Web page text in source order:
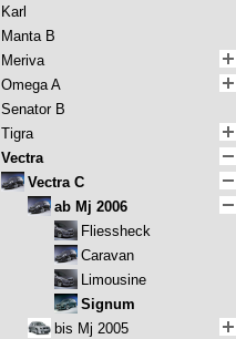
Karl
Manta B
Meriva
Omega A
Senator B
Tigra
Vectra
Vectra C
ab Mj 2006
Fliessheck
Caravan
Limousine
Signum
bis Mj 2005